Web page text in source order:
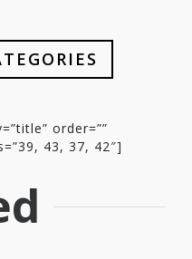
order=””
43, 37, 42″]